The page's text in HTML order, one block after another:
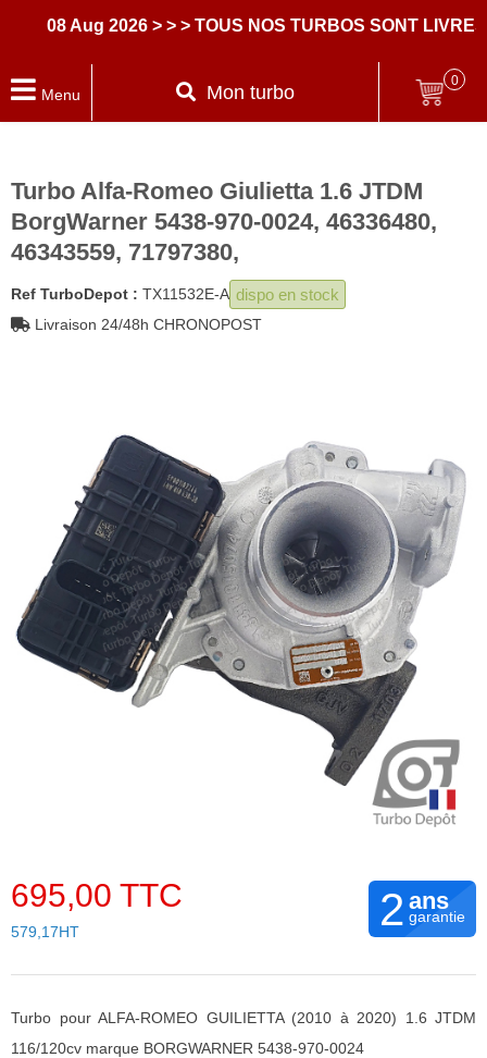
08 Aug 2026 > > > TOUS NOS TURBOS SONT LIVRES
Menu Mon turbo
0
Turbo Alfa-Romeo Giulietta 1.6 JTDM
BorgWarner 5438-970-0024, 46336480,
46343559, 71797380,
Ref TurboDepot : TX11532E-A dispo en stock
Livraison 24/48h CHRONOPOST
695,00 TTC
579,17HT 2 ans
garantie
Turbo pour ALFA-ROMEO GUILIETTA (2010 à 2020) 1.6 JTDM
116/120cv marque BORGWARNER 5438-970-0024